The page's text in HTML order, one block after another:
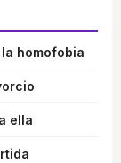
homofobia
ella